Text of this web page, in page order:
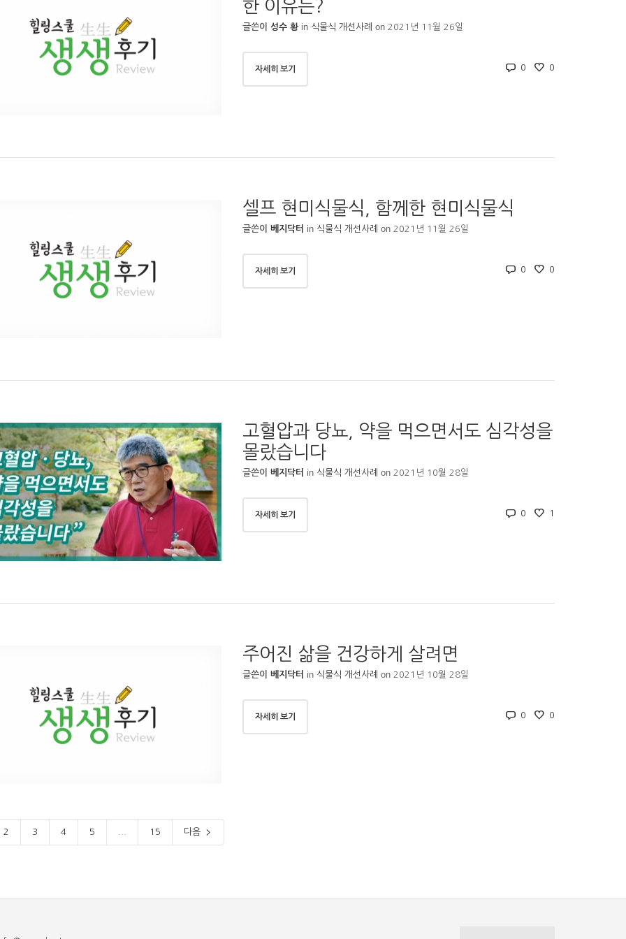
한 이유는?
글쓴이 성수 황in 식물식 개선사례 on 2021년 11월 26일
자세히 보기 0 0
셀프 현미식물식, 함께한 현미식물식
글쓴이 베지닥터 in 식물식 개선사례 on 2021년 11월 26일
자세히 보기 0 0
고혈압과 당뇨, 약을 먹으면서도 심각성을
몰랐습니다
글쓴이 베지닥터 in 식물식 개선사례 on 2021년 10월 28일
자세히 보기 0 1
주어진 삶을 건강하게 살려면
글쓴이 베지닥터 in 식물식 개선사례 on 2021년 10월 28일
자세히 보기 0 0
2 3 4 5 15 다음